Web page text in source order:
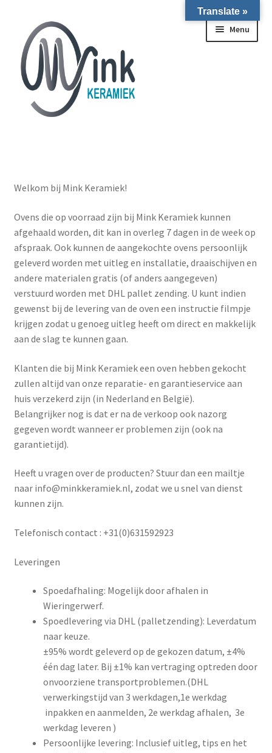
Ga door naar navigatie
Ga naar de inhoud
Menu
Homepagina
Over ons
Winkel
Mijn account
Informatie
Welkom bij Mink Keramiek!
Ovens die op voorraad zijn bij Mink Keramiek kunnen
afgehaald worden, dit kan in overleg 7 dagen in de week op
afspraak. Ook kunnen de aangekochte ovens persoonlijk
geleverd worden met uitleg en installatie, draaischijven en
andere materialen gratis (of anders aangegeven)
verstuurd worden met DHL pallet zending. U kunt indien
gewenst bij de levering van de oven een instructie filmpje
krijgen zodat u genoeg uitleg heeft om direct en makkelijk
aan de slag te kunnen gaan.
Klanten die bij Mink Keramiek een oven hebben gekocht
zullen altijd van onze reparatie- en garantieservice aan
huis verzekerd zijn (in Nederland en België).
Belangrijker nog is dat er na de verkoop ook nazorg
gegeven wordt wanneer er problemen zijn (ook na
garantietijd).
Heeft u vragen over de producten? Stuur dan een mailtje
naar info@minkkeramiek.nl, zodat we u snel van dienst
kunnen zijn.
Telefonisch contact : +31(0)631592923
Leveringen
Spoedafhaling: Mogelijk door afhalen in
Wieringerwerf.
Spoedlevering via DHL (palletzending): Leverdatum
naar keuze.
±95% wordt geleverd op de gekozen datum, ±4%
één dag later. Bij ±1% kan vertraging optreden door
onvoorziene transportproblemen.(DHL
verwerkingstijd van 3 werkdagen,1e werkdag
inpakken en aanmelden, 2e werkdag afhalen, 3e
werkdag leveren )
Persoonlijke levering: Inclusief uitleg, tips en het
Translate »